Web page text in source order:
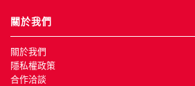
關於我們
關於我們
隱私權政策
合作洽談